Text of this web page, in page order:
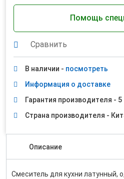
Помощь
Сравнить
В наличии - посмотреть
Информация о доставке
Гарантия производителя - 5
Страна производителя -
Описание
Смеситель для кухни латунный,